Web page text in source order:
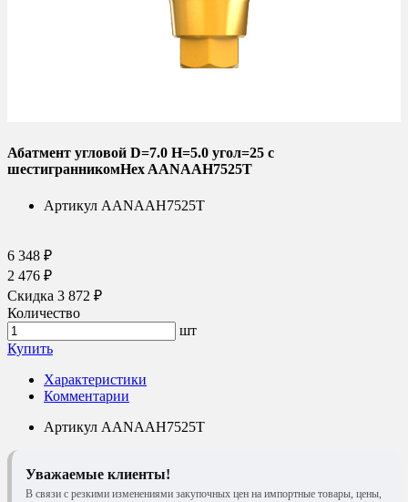
Абатмент угловой D=7.0 H=5.0 угол=25 с
шестигранникомHex AANAAH7525T
Артикул AANAAH7525T
6 348 ₽
2 476 ₽
Скидка 3 872 ₽
Количество
шт
Купить
Характеристики
Комментарии
Артикул AANAAH7525T
Уважаемые клиенты!
В связи с резкими изменениями закупочных цен на импортные товары, цены,